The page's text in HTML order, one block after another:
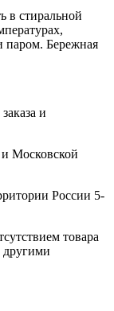
в стиральной
паром. Бережная
и
Московской
России 5-
товара
другими